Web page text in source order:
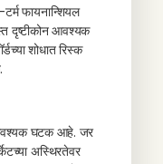
फायनान्शियल
दृष्टीकोन आवश्यक
शोधात रिस्क
घटक आहे. जर
अस्थिरतेवर